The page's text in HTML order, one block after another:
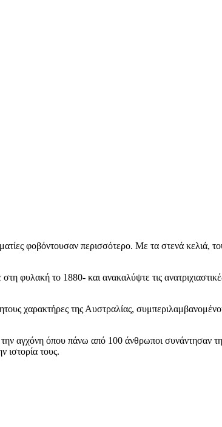
φοβόντουσαν περισσότερο. Με τα στενά κελιά,
το 1880- και ανακαλύψτε τις
χαρακτήρες της Αυστραλίας,
την αγχόνη όπου πάνω από 100 άνθρωποι
ιστορία τους.